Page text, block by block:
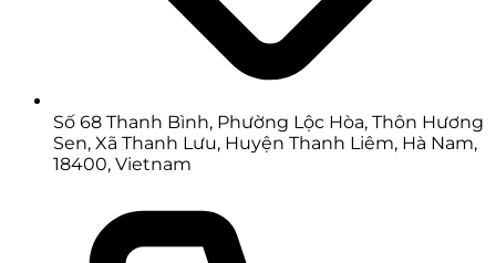
Số 68 Thanh Bình, Phường Lộc Hòa, Thôn Hương
Sen, Xã Thanh Lưu, Huyện Thanh Liêm, Hà Nam,
18400, Vietnam